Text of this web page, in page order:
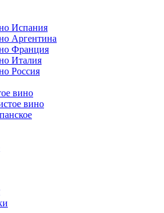
Испания
Аргентина
Франция
Италия
Россия
вино
вино